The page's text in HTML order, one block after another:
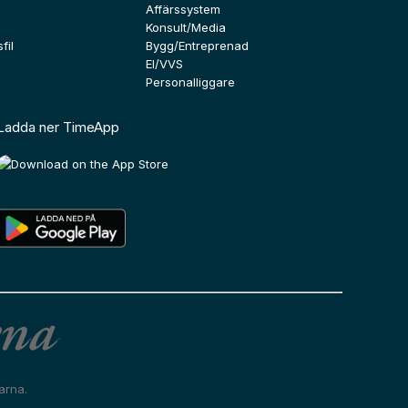
Affärssystem
Konsult/Media
Bygg/Entreprenad
El/VVS
Personalliggare
ner TimeApp